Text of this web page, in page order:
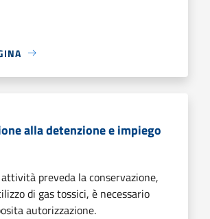
alla detenzione e impiego
preveda la conservazione,
di gas tossici, è necessario
autorizzazione.